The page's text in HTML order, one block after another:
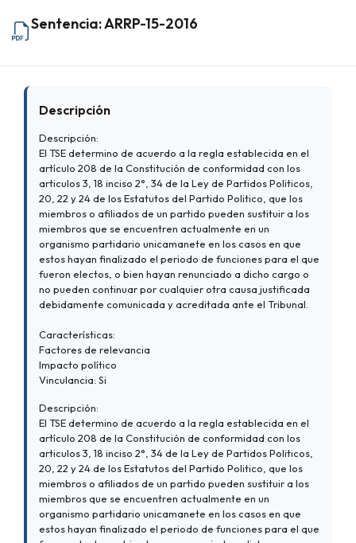
Sentencia: ARRP-15-2016
Descripción
Descripción:
El TSE determino de acuerdo a la regla establecida en el
artículo 208 de la Constitución de conformidad con los
articulos 3, 18 inciso 2°, 34 de la Ley de Partidos Politicos,
20, 22 y 24 de los Estatutos del Partido Politico, que los
miembros o afiliados de un partido pueden sustituir a los
miembros que se encuentren actualmente en un
organismo partidario unicamanete en los casos en que
estos hayan finalizado el periodo de funciones para el que
fueron electos, o bien hayan renunciado a dicho cargo o
no pueden continuar por cualquier otra causa justificada
debidamente comunicada y acreditada ante el Tribunal.
Características:
Factores de relevancia
Impacto político
Vinculancia: Si
Descripción:
El TSE determino de acuerdo a la regla establecida en el
artículo 208 de la Constitución de conformidad con los
articulos 3, 18 inciso 2°, 34 de la Ley de Partidos Politicos,
20, 22 y 24 de los Estatutos del Partido Politico, que los
miembros o afiliados de un partido pueden sustituir a los
miembros que se encuentren actualmente en un
organismo partidario unicamanete en los casos en que
estos hayan finalizado el periodo de funciones para el que